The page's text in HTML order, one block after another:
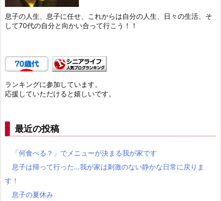
息子の人生、息子に任せ、これからは自分の人生、日々の生活、そ
して70代の自分と向かい合って行こう！！
ランキングに参加しています。
応援していただけると嬉しいです。
最近の投稿
「何食べる？」でメニューが決まる我が家です
息子は帰って行った…我が家は刺激のない静かな日常に戻りま
す！
息子の夏休み